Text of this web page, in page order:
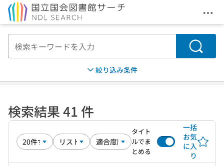
メ
検索
絞り込み条件
検索結果 41 件
タイト
ルでま
とめる
一括
お気
に入
り